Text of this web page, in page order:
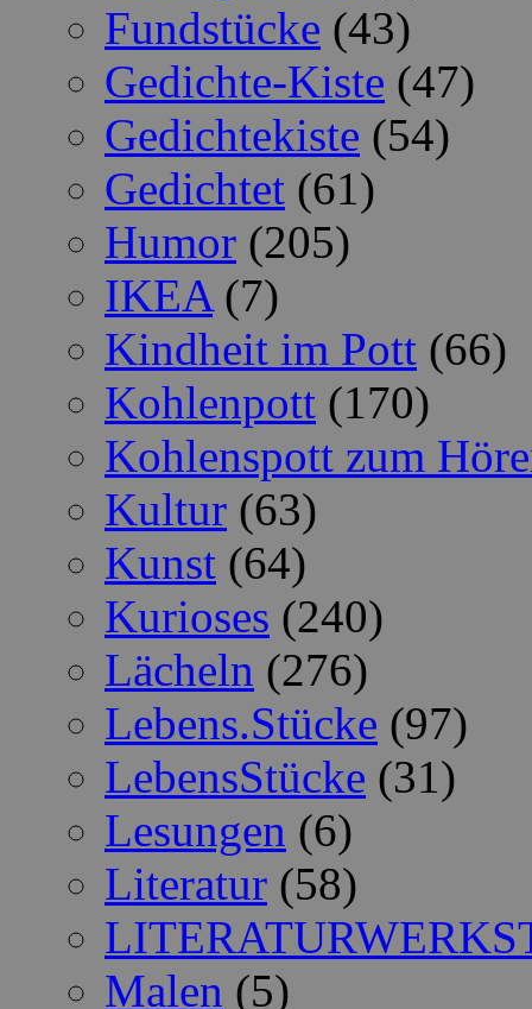
Fundstücke (43)
Gedichte-Kiste (47)
Gedichtekiste (54)
Gedichtet (61)
Humor (205)
IKEA(7)
Kindheit im Pott (66)
Kohlenpott (170)
Kohlenspott zum
Kultur (63)
Kunst (64)
Kurioses (240)
Lächeln (276)
Lebens.Stücke (97)
LebensStücke (31)
Lesungen (6)
Literatur (58)
Malen (5)